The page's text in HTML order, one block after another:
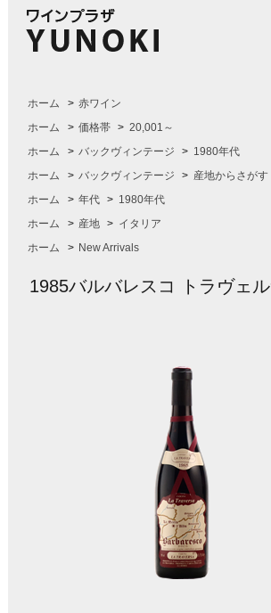
ホーム > 赤ワイン
ホーム
> 価格帯 > 20,001～
ホーム
> バックヴィンテージ > 1980年代
ホーム
> バックヴィンテージ > 産地からさがす
ホーム
> 年代 > 1980年代
ホーム
> 産地 > イタリア
ホーム
> New Arrivals
1985バルバレスコ トラヴェ